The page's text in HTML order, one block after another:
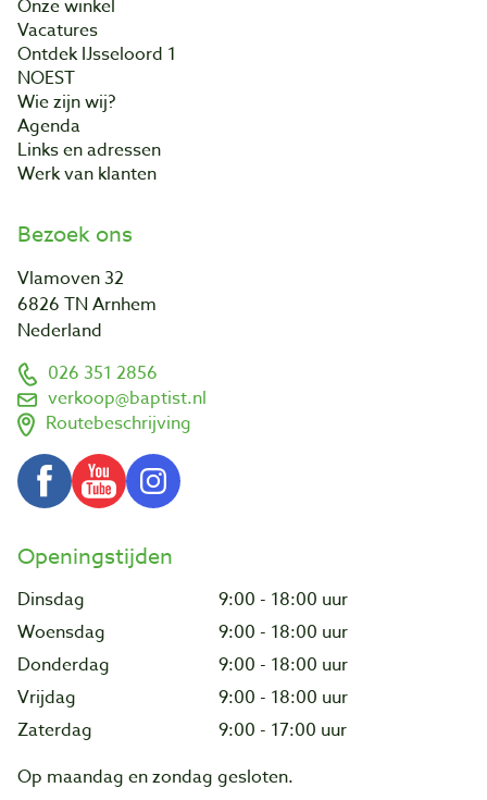
Onze winkel
Vacatures
Ontdek IJsseloord 1
NOEST
Wie zijn wij?
Agenda
Links en adressen
Werk van klanten
Bezoek ons
Vlamoven 32
6826 TN Arnhem
Nederland
026 351 2856
verkoop@baptist.nl
Routebeschrijving
Openingstijden
Dinsdag
9:00 - 18:00 uur
Woensdag
9:00 - 18:00 uur
Donderdag
9:00 - 18:00 uur
Vrijdag
9:00 - 18:00 uur
Zaterdag
9:00 - 17:00 uur
Op maandag en zondag gesloten.